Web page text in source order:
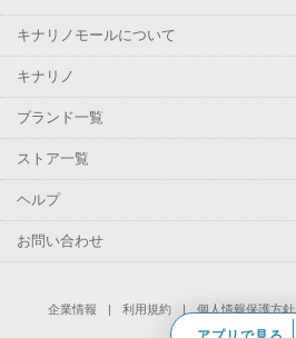
キナリノモールについて
キナリノ
ブランド一覧
ストア一覧
ヘルプ
お問い合わせ
企業情報 利用規約 個人情報保護方針